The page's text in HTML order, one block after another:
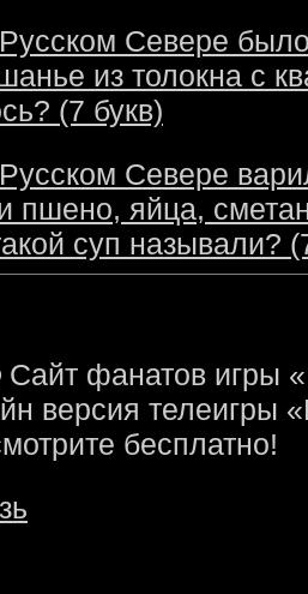
Севере
из толокна с
(7 букв)
Севере
пшено, яйца,
суп называли?
фанатов игры
версия телеигры
бесплатно!